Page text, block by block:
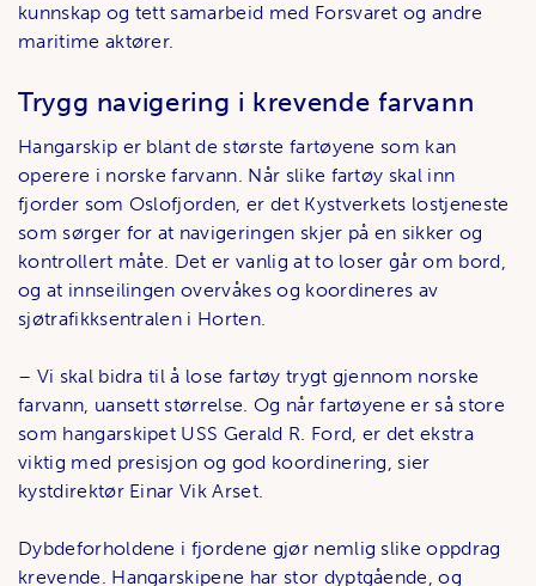
kunnskap og tett samarbeid med Forsvaret og andre
maritime aktører.
Trygg navigering i krevende farvann
Hangarskip er blant de største fartøyene som kan
operere i norske farvann. Når slike fartøy skal inn
fjorder som Oslofjorden, er det Kystverkets lostjeneste
som sørger for at navigeringen skjer på en sikker og
kontrollert måte. Det er vanlig at to loser går om bord,
og at innseilingen overvåkes og koordineres av
sjøtrafikksentralen i Horten.
– Vi skal bidra til å lose fartøy trygt gjennom norske
farvann, uansett størrelse. Og når fartøyene er så store
som hangarskipet USS Gerald R. Ford, er det ekstra
viktig med presisjon og god koordinering, sier
kystdirektør Einar Vik Arset.
Dybdeforholdene i fjordene gjør nemlig slike oppdrag
krevende. Hangarskipene har stor dyptgående, og